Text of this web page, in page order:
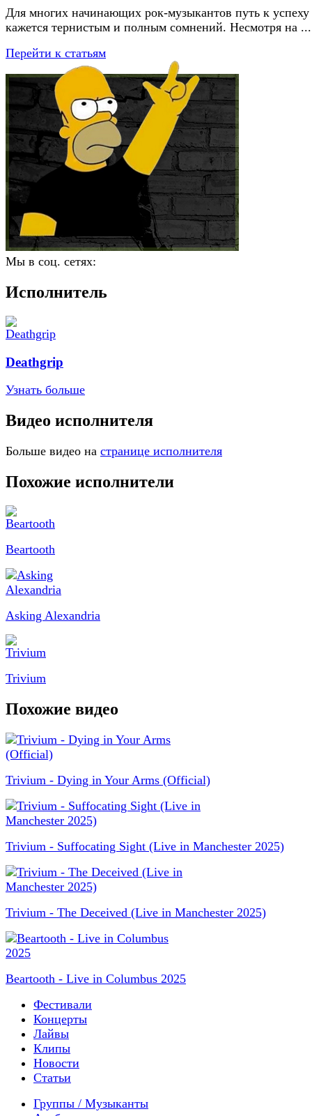
Для многих начинающих рок-музыкантов путь к успеху
кажется тернистым и полным сомнений. Несмотря на ...
Перейти к статьям
Мы в соц. сетях:
Исполнитель
Deathgrip
Узнать больше
Видео исполнителя
Больше видео на странице исполнителя
Похожие исполнители
Beartooth
Asking Alexandria
Trivium
Похожие видео
Trivium - Dying in Your Arms (Official)
Trivium - Suffocating Sight (Live in Manchester 2025)
Trivium - The Deceived (Live in Manchester 2025)
Beartooth - Live in Columbus 2025
Фестивали
Концерты
Лайвы
Клипы
Новости
Статьи
Группы / Музыканты